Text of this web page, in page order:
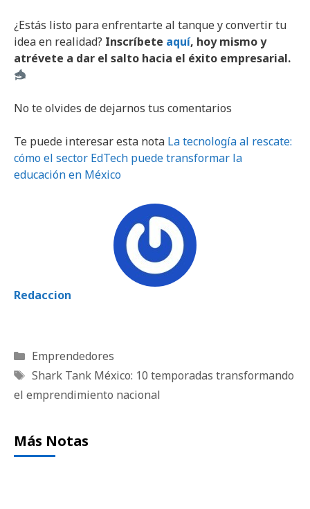
¿Estás listo para enfrentarte al tanque y convertir tu
idea en realidad? Inscríbete aquí, hoy mismo y
atrévete a dar el salto hacia el éxito empresarial.
No te olvides de dejarnos tus comentarios
Te puede interesar esta nota La tecnología al rescate:
cómo el sector EdTech puede transformar la
educación en México
Redaccion
Categorías
Emprendedores
Etiquetas
Shark Tank México: 10 temporadas transformando
el emprendimiento nacional
Más Notas